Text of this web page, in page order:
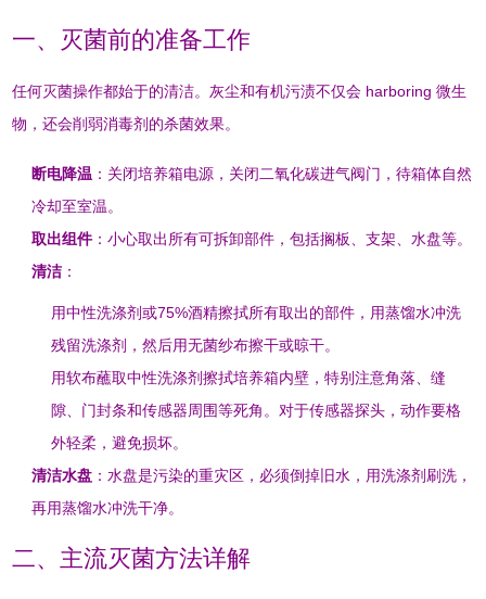
一、灭菌前的准备工作
任何灭菌操作都始于的清洁。灰尘和有机污渍不仅会 harboring 微生
物，还会削弱消毒剂的杀菌效果。
断电降温 ：关闭培养箱电源，关闭二氧化碳进气阀门，待箱体自然
冷却至室温。
取出组件：小心取出所有可拆卸部件，包括搁板、支架、水盘等。
清洁 ：
用中性洗涤剂或75%酒精擦拭所有取出的部件，用蒸馏水冲洗
残留洗涤剂，然后用无菌纱布擦干或晾干。
用软布蘸取中性洗涤剂擦拭培养箱内壁，特别注意角落、缝
隙、门封条和传感器周围等死角 。对于传感器探头，动作要格
外轻柔，避免损坏。
清洁水盘 ：水盘是污染的重灾区，必须倒掉旧水，用洗涤剂刷洗，
再用蒸馏水冲洗干净。
二、主流灭菌方法详解